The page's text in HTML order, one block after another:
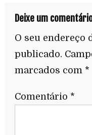
Deixe um
O seu endereço
publicado.
marcados com *
Comentário *